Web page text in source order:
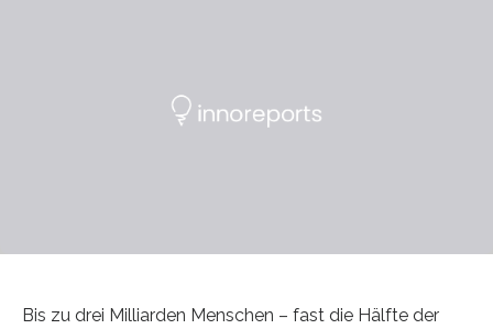
Bis zu drei Milliarden Menschen – fast die Hälfte der